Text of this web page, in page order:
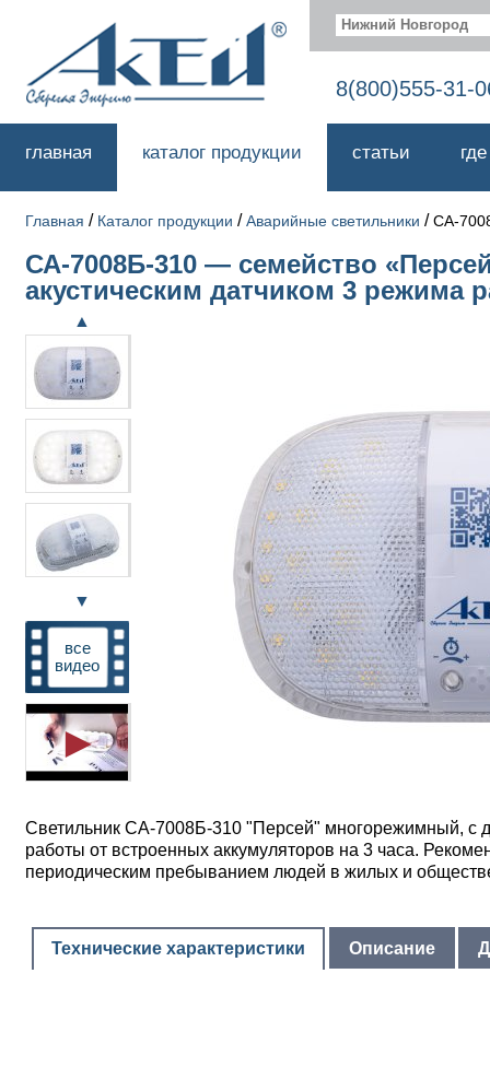
Нижний Новгород
8(800)555-31-
главная каталог продукции статьи
Главная / Каталог продукции /Аварийные светильники /СА-
СА-7008Б-310 — семейство
акустическим датчиком 3 режима
▲
▼
все
видео
Светильник СА-7008Б-310 "Персей" многорежимный, с
работы от встроенных аккумуляторов на 3 часа.
периодическим пребыванием людей в жилых и
Технические характеристики Описание